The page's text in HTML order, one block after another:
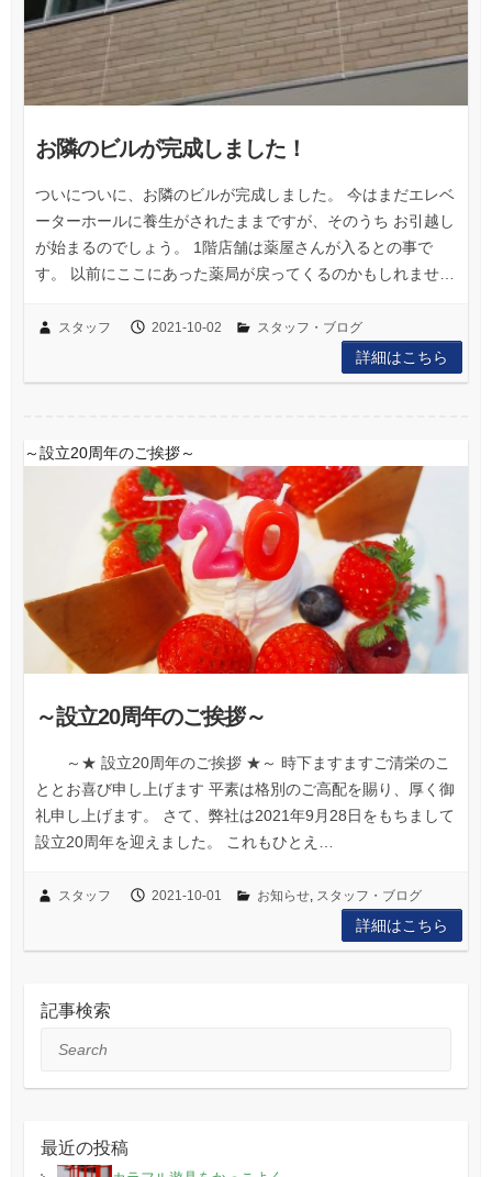
お隣のビルが完成しました！
ついについに、お隣のビルが完成しました。 今はまだエレベ
ーターホールに養生がされたままですが、そのうち お引越し
が始まるのでしょう。 1階店舗は薬屋さんが入るとの事で
す。 以前にここにあった薬局が戻ってくるのかもしれませ…
スタッフ 2021-10-02 スタッフ・ブログ
詳細はこちら
～設立20周年のご挨拶～
～設立20周年のご挨拶～
～★ 設立20周年のご挨拶 ★～ 時下ますますご清栄のこ
ととお喜び申し上げます 平素は格別のご高配を賜り、厚く御
礼申し上げます。 さて、弊社は2021年9月28日をもちまして
設立20周年を迎えました。 これもひとえ…
スタッフ 2021-10-01 お知らせ, スタッフ・ブログ
詳細はこちら
記事検索
Search
最近の投稿